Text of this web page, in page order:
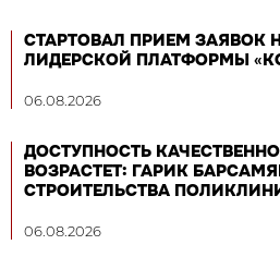
СТАРТОВАЛ ПРИЕМ ЗАЯВОК
ЛИДЕРСКОЙ ПЛАТФОРМЫ
06.08.2026
ДОСТУПНОСТЬ
ВОЗРАСТЕТ: ГАРИК
СТРОИТЕЛЬСТВА
06.08.2026